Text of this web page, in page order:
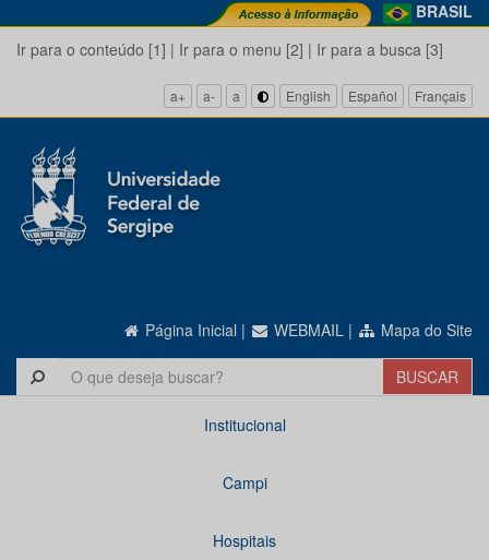
BRASIL
Ir para o conteúdo [1] | Ir para o menu [2] | Ir para a busca [3]
a+ a- a English Español Français
Página Inicial | WEBMAIL | Mapa do Site
Institucional
Campi
Hospitais